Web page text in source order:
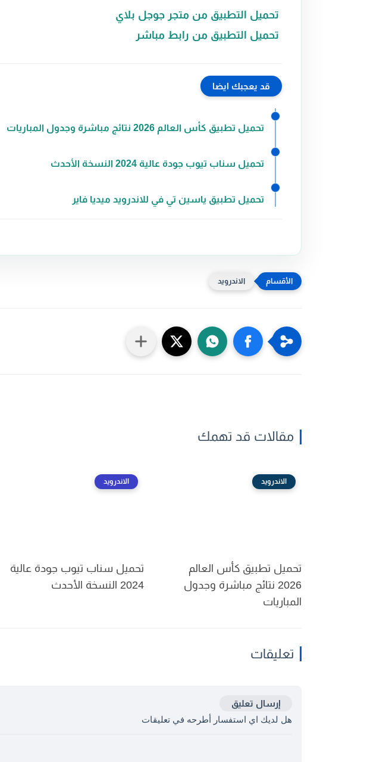
تحميل التطبيق من متجر جوجل بلاي
تحميل التطبيق من رابط مباشر
قد يعجبك ايضا
تحميل تطبيق كأس العالم 2026 نتائج مباشرة وجدول المباريات
تحميل سناب تيوب جودة عالية 2024 النسخة الأحدث
تحميل تطبيق ياسين تي في للاندرويد ميديا فاير
الاندرويد
مقالات قد تهمك
الاندرويد
تحميل تطبيق كأس العالم
2026 نتائج مباشرة وجدول
المباريات
الاندرويد
تحميل سناب تيوب جودة عالية
2024 النسخة الأحدث
تعليقات
إرسال تعليق
هل لديك اي استفسار أطرحه في تعليقات